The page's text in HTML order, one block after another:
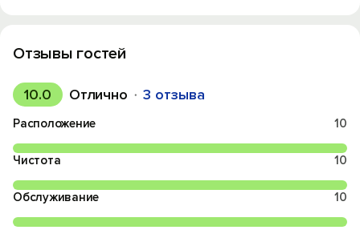
Отзывы гостей
10.0 Отлично 3 отзыва
Расположение 10
Чистота 10
Обслуживание 10